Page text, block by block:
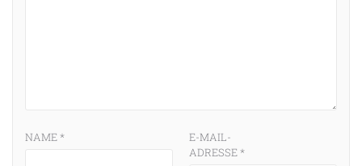
NAME*
E-MAIL-
ADRESSE*